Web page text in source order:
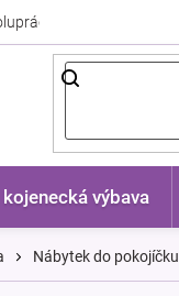
výbava
Nábytek do pokojíčku